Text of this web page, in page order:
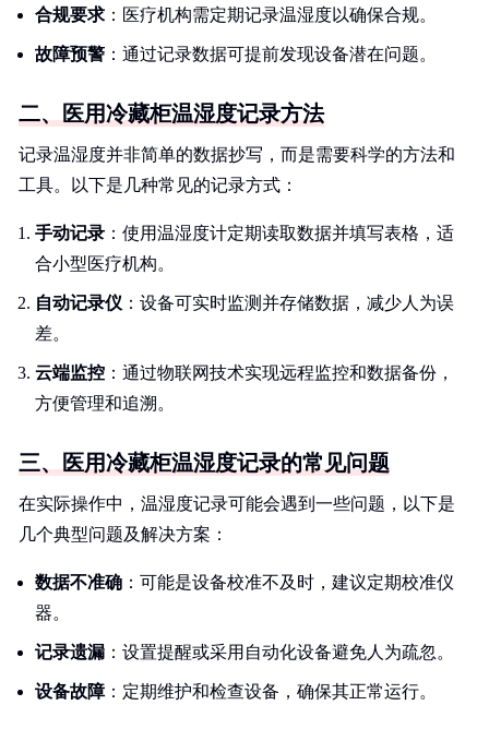
合规要求 ：医疗机构需定期记录温湿度以确保合规。
故障预警 ：通过记录数据可提前发现设备潜在问题。
二、医用冷藏柜温湿度记录方法
记录温湿度并非简单的数据抄写，而是需要科学的方法和
工具。以下是几种常见的记录方式：
手动记录 ：使用温湿度计定期读取数据并填写表格，适
合小型医疗机构。
自动记录仪 ：设备可实时监测并存储数据，减少人为误
差。
云端监控 ：通过物联网技术实现远程监控和数据备份，
方便管理和追溯。
三、医用冷藏柜温湿度记录的常见问题
在实际操作中，温湿度记录可能会遇到一些问题，以下是
几个典型问题及解决方案：
数据不准确 ：可能是设备校准不及时，建议定期校准仪
器。
记录遗漏 ：设置提醒或采用自动化设备避免人为疏忽。
设备故障：定期维护和检查设备，确保其正常运行。